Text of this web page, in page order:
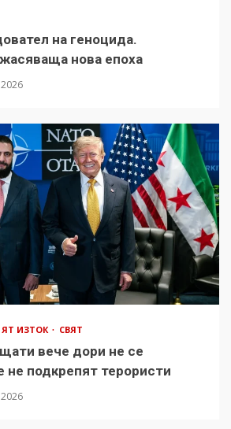
на геноцида.
нова епоха
ИЗТОК СВЯТ
вече дори не се
не подкрепят терористи